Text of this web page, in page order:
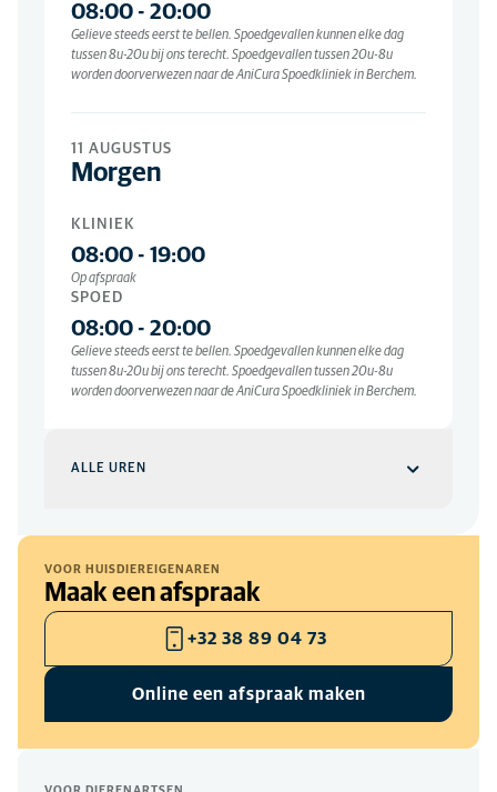
08:00 - 20:00
Gelieve steeds eerst te bellen. Spoedgevallen kunnen elke dag
tussen 8u-20u bij ons terecht. Spoedgevallen tussen 20u-8u
worden doorverwezen naar de AniCura Spoedkliniek in Berchem.
11 AUGUSTUS
Morgen
KLINIEK
08:00 - 19:00
Op afspraak
SPOED
08:00 - 20:00
Gelieve steeds eerst te bellen. Spoedgevallen kunnen elke dag
tussen 8u-20u bij ons terecht. Spoedgevallen tussen 20u-8u
worden doorverwezen naar de AniCura Spoedkliniek in Berchem.
ALLE UREN
WEEKDAGEN
08:00- 19:00
09:00-12:00
Op afspraak
VOOR HUISDIEREIGENAREN
Maak een afspraak
+32 38 89 04 73
Online een afspraak maken